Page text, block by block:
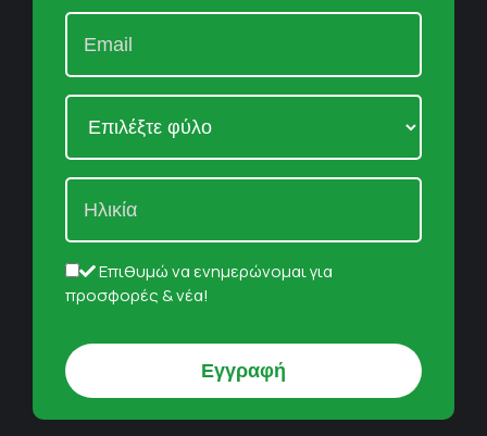
Επιθυμώ να ενημερώνομαι για
προσφορές & νέα!